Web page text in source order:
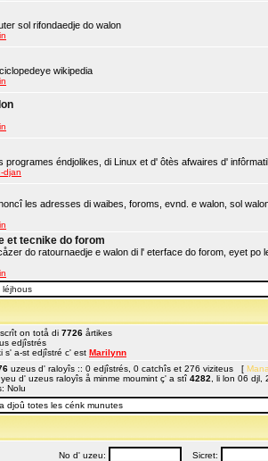
sol rifondaedje do walon
wikipedia
programes éndjolikes, di Linux et d' ôtès afwaires d'
djan
les adresses di waibes, foroms, evnd. e walon, sol
et tecnike do forom
do ratournaedje e walon di l' eterface do forom, eyet
léjhous
on totå di 7726 årtikes
edjîstrés
s' a-st edjîstré c' est Marilynn
uzeus d' raloyîs :: 0 edjîstrés, 0 catchîs et 276 viziteus [
d' uzeus raloyîs å minme moumint ç' a stî 4282 , li lon 06
Nolu
djoû totes les cénk munutes
No d' uzeu: Sicret: